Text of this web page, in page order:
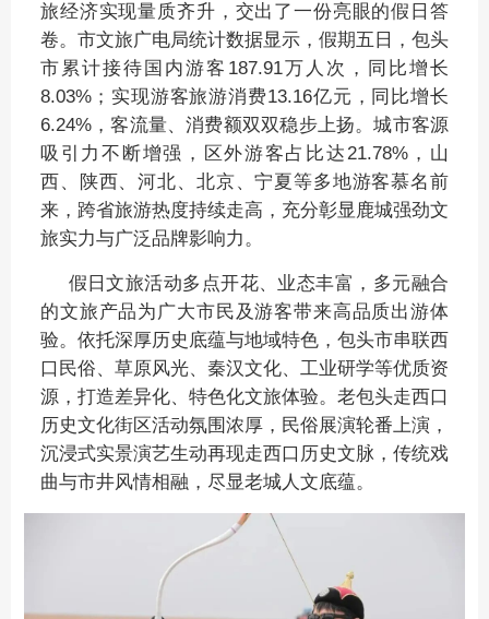
旅经济实现量质齐升，交出了一份亮眼的假日答
卷。市文旅广电局统计数据显示，假期五日，包头
市累计接待国内游客187.91万人次，同比增长
8.03%；实现游客旅游消费13.16亿元，同比增长
6.24%，客流量、消费额双双稳步上扬。城市客源
吸引力不断增强，区外游客占比达21.78%，山
西、陕西、河北、北京、宁夏等多地游客慕名前
来，跨省旅游热度持续走高，充分彰显鹿城强劲文
旅实力与广泛品牌影响力。
假日文旅活动多点开花、业态丰富，多元融合
的文旅产品为广大市民及游客带来高品质出游体
验。依托深厚历史底蕴与地域特色，包头市串联西
口民俗、草原风光、秦汉文化、工业研学等优质资
源，打造差异化、特色化文旅体验。老包头走西口
历史文化街区活动氛围浓厚，民俗展演轮番上演，
沉浸式实景演艺生动再现走西口历史文脉，传统戏
曲与市井风情相融，尽显老城人文底蕴。